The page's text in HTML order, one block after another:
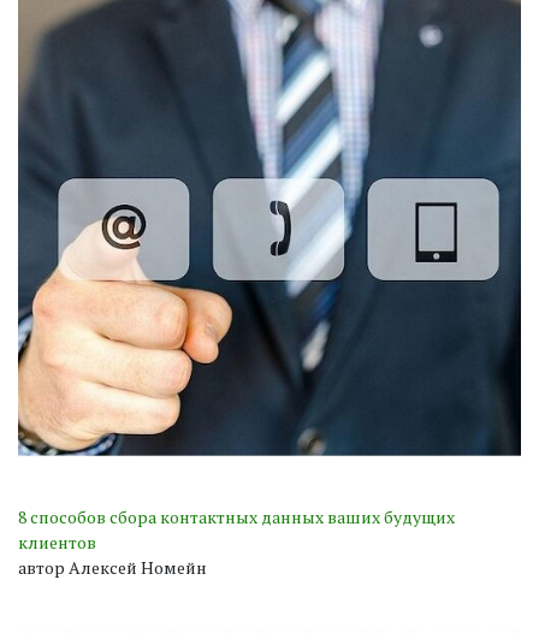
8 способов сбора контактных данных ваших будущих
клиентов
автор Алексей Номейн